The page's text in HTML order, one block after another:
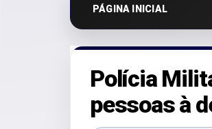
PÁGINA INICIAL
Polícia
pessoas à